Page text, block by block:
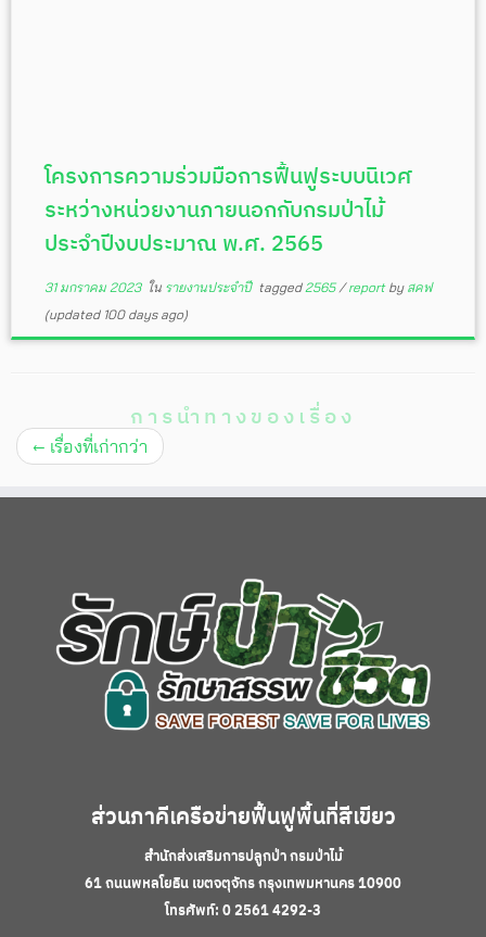
โครงการความร่วมมือการฟื้นฟูระบบนิเวศ
ระหว่างหน่วยงานภายนอกกับกรมป่าไม้
ประจำปีงบประมาณ พ.ศ. 2565
31 มกราคม 2023ใน รายงานประจำปี tagged 2565/report by สคฟ
(updated 100 days ago)
การนำทางของเรื่อง
← เรื่องที่เก่ากว่า
ส่วนภาคีเครือข่ายฟื้นฟูพื้นที่สีเขียว
สำนักส่งเสริมการปลูกป่า กรมป่าไม้
61 ถนนพหลโยธิน เขตจตุจักร กรุงเทพมหานคร 10900
โทรศัพท์: 0 2561 4292-3